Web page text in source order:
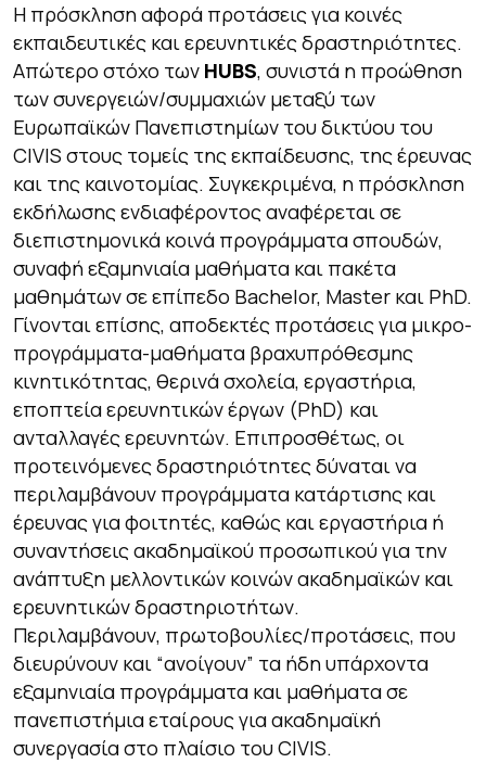
Η πρόσκληση αφορά προτάσεις για κοινές
εκπαιδευτικές και ερευνητικές δραστηριότητες.
Απώτερο στόχο των HUBS, συνιστά η προώθηση
των συνεργειών/συμμαχιών μεταξύ των
Ευρωπαϊκών Πανεπιστημίων του δικτύου του
CIVIS στους τομείς της εκπαίδευσης, της έρευνας
και της καινοτομίας. Συγκεκριμένα, η πρόσκληση
εκδήλωσης ενδιαφέροντος αναφέρεται σε
διεπιστημονικά κοινά προγράμματα σπουδών,
συναφή εξαμηνιαία μαθήματα και πακέτα
μαθημάτων σε επίπεδο Bachelor, Master και PhD.
Γίνονται επίσης, αποδεκτές προτάσεις για μικρο-
προγράμματα-μαθήματα βραχυπρόθεσμης
κινητικότητας, θερινά σχολεία, εργαστήρια,
εποπτεία ερευνητικών έργων (PhD) και
ανταλλαγές ερευνητών. Επιπροσθέτως, οι
προτεινόμενες δραστηριότητες δύναται να
περιλαμβάνουν προγράμματα κατάρτισης και
έρευνας για φοιτητές, καθώς και εργαστήρια ή
συναντήσεις ακαδημαϊκού προσωπικού για την
ανάπτυξη μελλοντικών κοινών ακαδημαϊκών και
ερευνητικών δραστηριοτήτων.
Περιλαμβάνουν, πρωτοβουλίες/προτάσεις, που
διευρύνουν και “ανοίγουν” τα ήδη υπάρχοντα
εξαμηνιαία προγράμματα και μαθήματα σε
πανεπιστήμια εταίρους για ακαδημαϊκή
συνεργασία στο πλαίσιο του CIVIS.